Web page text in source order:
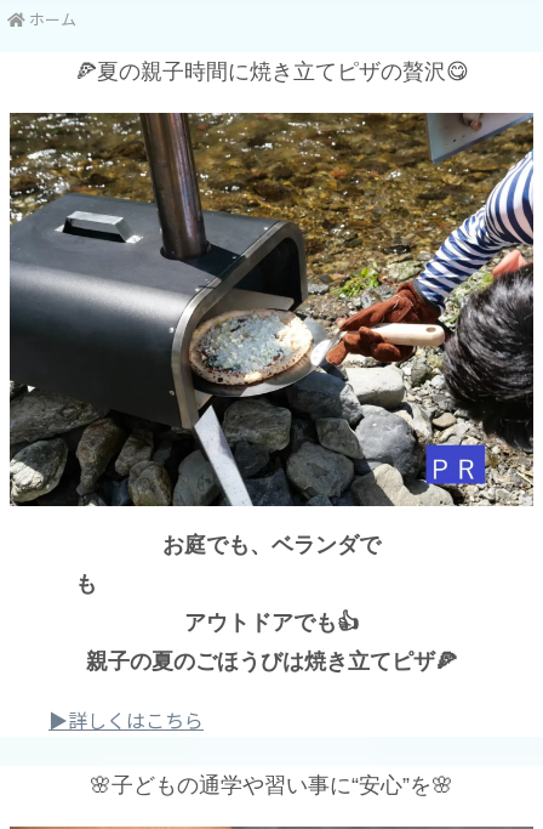
ホーム
🍕夏の親子時間に焼き立てピザの贅沢😋
お庭でも、ベランダで
も
アウトドアでも👍
親子の夏のごほうびは焼き立てピザ🍕
▶詳しくはこちら
🌸子どもの通学や習い事に“安心”を🌸